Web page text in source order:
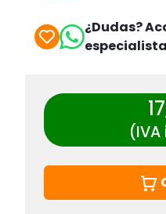
¿Dudas?